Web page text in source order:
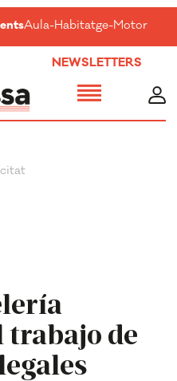
Aula-Habitatge-Motor-
NEWSLETTERS
trabajo de